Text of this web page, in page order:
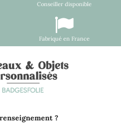
Conseiller disponible
Fabriqué en France
?